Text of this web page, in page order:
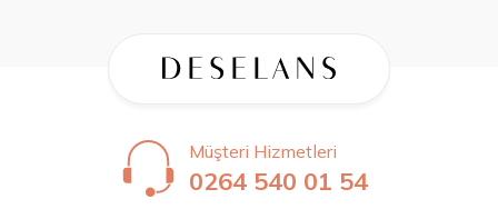
Müşteri Hizmetleri
0264 540 01 54